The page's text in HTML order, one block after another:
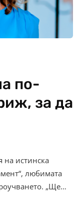
по-
за да
истинска
любимата
„Ще…